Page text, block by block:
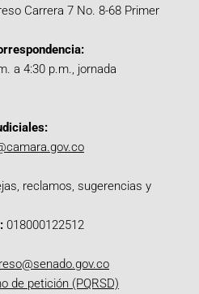
Carrera 7 No. 8-68 Primer
a 4:30 p.m., jornada
reclamos, sugerencias y
018000122512
de petición (PQRSD)